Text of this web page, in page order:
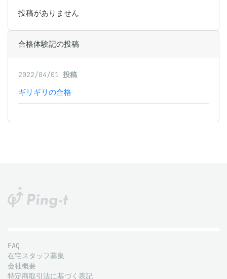
投稿がありません
合格体験記の投稿
2022/04/01 投稿
ギリギリの合格
FAQ
在宅スタッフ募集
会社概要
特定商取引法に基づく表記